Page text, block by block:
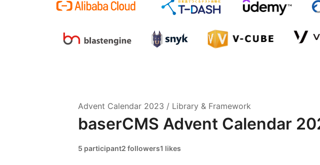
Advent Calendar 2023 / Library & Framework
baserCMS Advent Calendar
5 participant2 followers1 likes